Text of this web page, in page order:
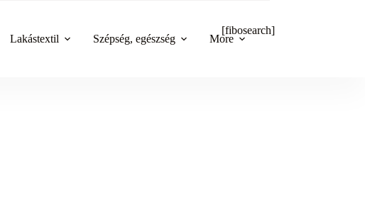
Lakástextil Szépség, egészség More
[fibosearch]